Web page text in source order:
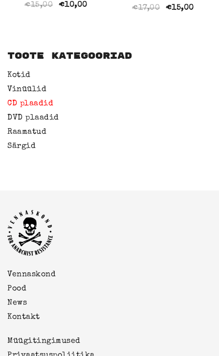
€15,00
Algne
€10,00Current
€17,00
Algne
€15,00
toote kategooriad
Kotid
Vinüülid
CD plaadid
DVD plaadid
Raamatud
Särgid
Vennaskond
Pood
News
Kontakt
Müügitingimused